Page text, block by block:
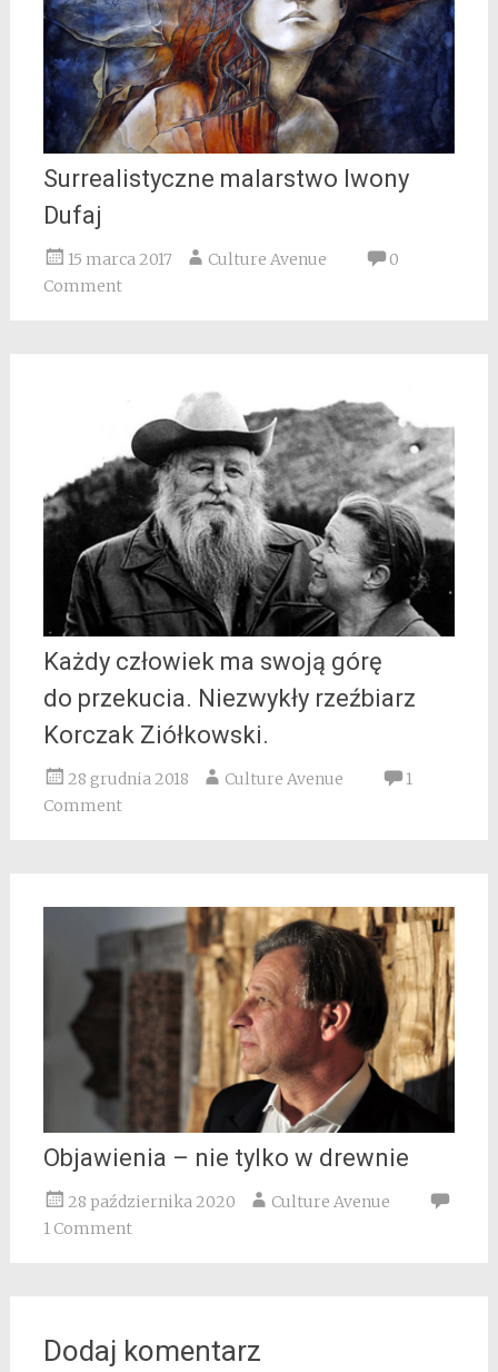
Surrealistyczne malarstwo Iwony
Dufaj
15 marca 2017 Culture Avenue
0
Comment
Każdy człowiek ma swoją górę
do przekucia. Niezwykły rzeźbiarz
Korczak Ziółkowski.
28 grudnia 2018 Culture Avenue
1
Comment
Objawienia – nie tylko w drewnie
28 października 2020
Culture Avenue
1 Comment
Dodaj komentarz